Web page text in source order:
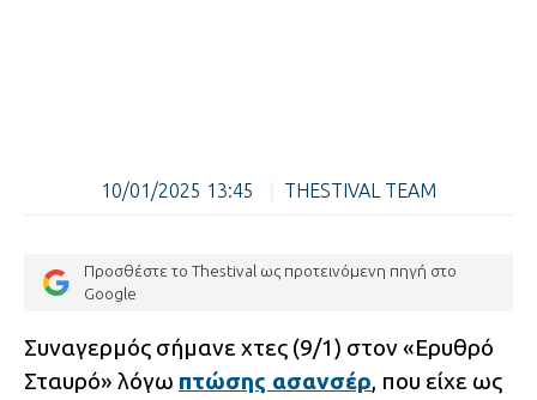
10/01/2025 13:45 THESTIVAL TEAM
Προσθέστε το Thestival ως προτεινόμενη πηγή στο
Google
Συναγερμός σήμανε χτες (9/1) στον «Ερυθρό
Σταυρό» λόγω πτώσης ασανσέρ, που είχε ως